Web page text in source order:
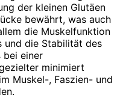
der kleinen Glutäen
bewährt, was auch
die Muskelfunktion
und die Stabilität des
bei einer
minimiert
Muskel-, Faszien- und